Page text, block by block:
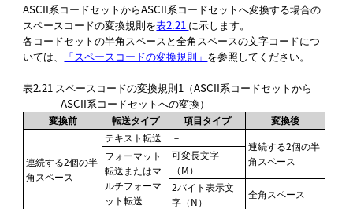
ASCII系コードセットからASCII系コードセットへ変換する場合の
スペースコードの変換規則を表2.21 に示します。
各コードセットの半角スペースと全角スペースの文字コードにつ
いては、
「スペースコードの変換規則」 を参照してください。
表2.21 スペースコードの変換規則1（ASCII系コードセットから
ASCII系コードセットへの変換）
変換前 転送タイプ 項目タイプ 変換後
連続する2個の半
角スペース
テキスト転送 －
連続する2個の半
角スペース
フォーマット
転送またはマ
ルチフォーマ
ット転送
可変長文字
（M）
2バイト表示文
字（N）
全角スペース